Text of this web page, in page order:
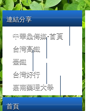
連結分享
中華鱻傳媒-首頁
台灣高鐵
臺鐵
台灣好行
嘉南藥理大學
首頁